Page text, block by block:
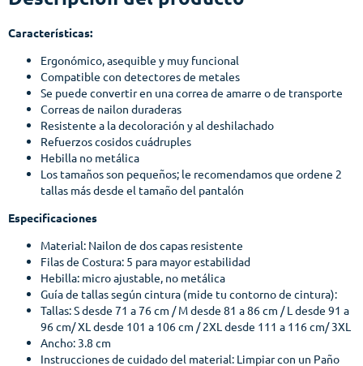
Características:
Ergonómico, asequible y muy funcional
Compatible con detectores de metales
Se puede convertir en una correa de amarre o de transporte
Correas de nailon duraderas
Resistente a la decoloración y al deshilachado
Refuerzos cosidos cuádruples
Hebilla no metálica
Los tamaños son pequeños; le recomendamos que ordene 2
tallas más desde el tamaño del pantalón
Especificaciones
Material: Nailon de dos capas resistente
Filas de Costura: 5 para mayor estabilidad
Hebilla: micro ajustable, no metálica
Guía de tallas según cintura (mide tu contorno de cintura):
Tallas: S desde 71 a 76 cm / M desde 81 a 86 cm / L desde 91 a
96 cm/ XL desde 101 a 106 cm / 2XL desde 111 a 116 cm/ 3XL
Ancho: 3.8 cm
Instrucciones de cuidado del material: Limpiar con un Paño